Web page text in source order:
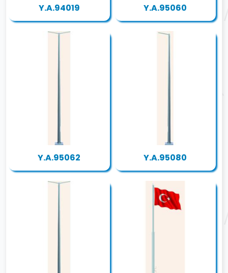
Y.A.94019 Y.A.95060
Y.A.95062 Y.A.95080